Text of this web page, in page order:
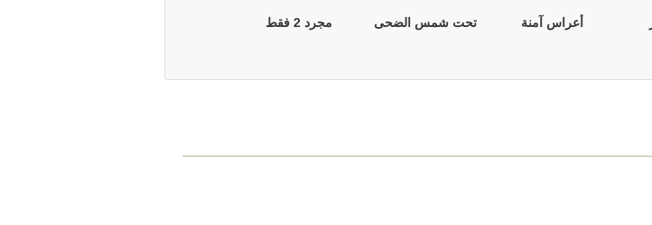
أعراس آمنة تحت شمس الضحى مجرد 2 فقط